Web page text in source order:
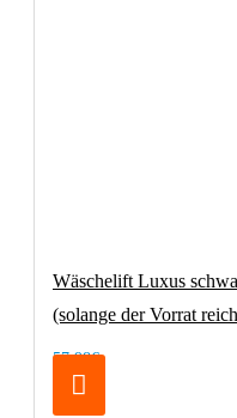
Wäschelift Luxus
(solange der Vorrat
57,98€